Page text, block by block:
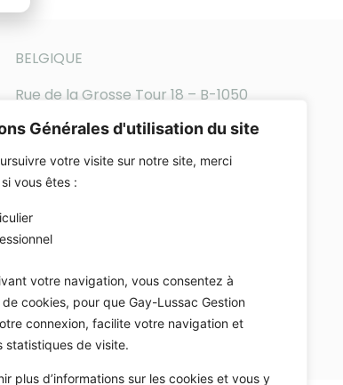
Générales d'utilisation du site
votre visite sur notre site, merci
vous êtes :
votre navigation, vous consentez à
de cookies, pour que Gay-Lussac Gestion
connexion, facilite votre navigation et
statistiques de visite.
plus d’informations sur les cookies et vous y
BELGIQUE
Rue de la Grosse Tour 18 – B-1050
Bruxelles